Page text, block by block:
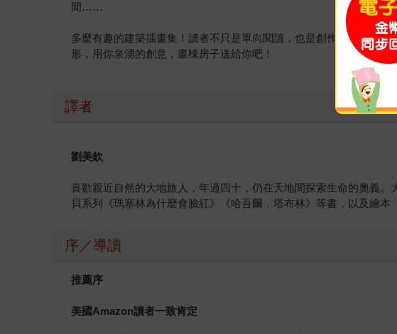
間……
多麼有趣的建築插畫集！讀者不只是單向閱讀，也是創作者，更是
形，用你泉湧的創意，畫棟房子送給你吧！
譯者
劉美欽
喜歡親近自然的大地旅人，年過四十，仍在天地間探索生命的奧義
貝系列《瑪塞林為什麼會臉紅》《哈吾爾．塔布林》等書，以及繪本
序／導讀
推薦序
美國Amazon讀者一致肯定